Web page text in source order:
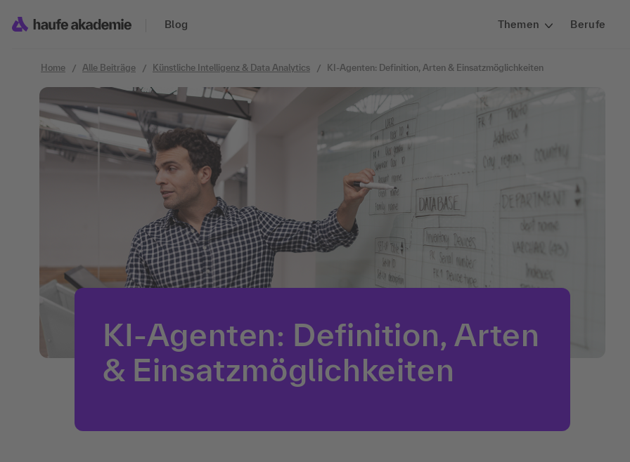
Blog
Themen Berufe
Home Alle Beiträge Künstliche Intelligenz & Data Analytics KI-Agenten: Definition, Arten & Einsatzmöglichkeiten
KI-Agenten: Definition, Arten
& Einsatzmöglichkeiten